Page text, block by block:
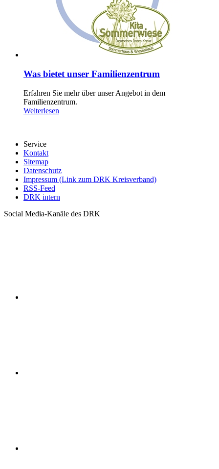
Was bietet unser Familienzentrum
Erfahren Sie mehr über unser Angebot in dem
Familienzentrum.
Weiterlesen
Service
Kontakt
Sitemap
Datenschutz
Impressum (Link zum DRK Kreisverband)
RSS-Feed
DRK intern
Social Media-Kanäle des DRK